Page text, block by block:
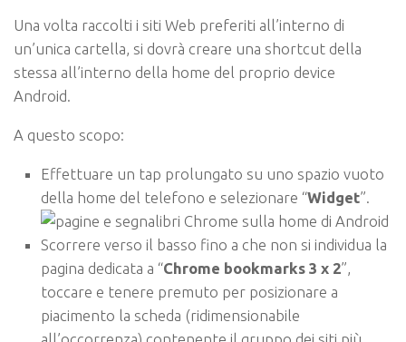
Una volta raccolti i siti Web preferiti all’interno di
un’unica cartella, si dovrà creare una shortcut della
stessa all’interno della home del proprio device
Android.
A questo scopo:
Effettuare un tap prolungato su uno spazio vuoto
della home del telefono e selezionare “Widget”.
Scorrere verso il basso fino a che non si individua la
pagina dedicata a “Chrome bookmarks 3 x 2”,
toccare e tenere premuto per posizionare a
piacimento la scheda (ridimensionabile
all’occorrenza) contenente il gruppo dei siti più